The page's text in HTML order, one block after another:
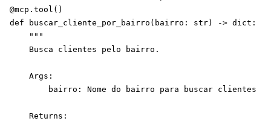
@mcp.tool()
def buscar_cliente_por_bairro(bairro: str) -> dict:
    """
    Busca clientes pelo bairro.
    Args:
        bairro: Nome do bairro para buscar clientes
    Returns: